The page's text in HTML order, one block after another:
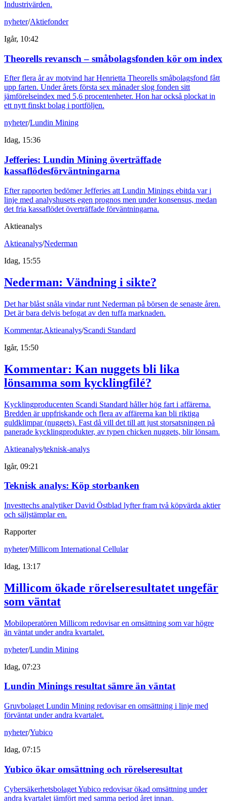
Industrivärden.
nyheter/Aktiefonder
Igår, 10:42
Theorells revansch – småbolagsfonden kör om index
Efter flera år av motvind har Henrietta Theorells småbolagsfond fått
upp farten. Under årets första sex månader slog fonden sitt
jämförelseindex med 5,6 procentenheter. Hon har också plockat in
ett nytt finskt bolag i portföljen.
nyheter/Lundin Mining
Idag, 15:36
Jefferies: Lundin Mining överträffade
kassaflödesförväntningarna
Efter rapporten bedömer Jefferies att Lundin Minings ebitda var i
linje med analyshusets egen prognos men under konsensus, medan
det fria kassaflödet överträffade förväntningarna.
Aktieanalys
Aktieanalys/Nederman
Idag, 15:55
Nederman: Vändning i sikte?
Det har blåst snåla vindar runt Nederman på börsen de senaste åren.
Det är bara delvis befogat av den tuffa marknaden.
Kommentar,Aktieanalys/Scandi Standard
Igår, 15:50
Kommentar: Kan nuggets bli lika
lönsamma som kycklingfilé?
Kycklingproducenten Scandi Standard håller hög fart i affärerna.
Bredden är uppfriskande och flera av affärerna kan bli riktiga
guldklimpar (nuggets). Fast då vill det till att just storsatsningen på
panerade kycklingprodukter, av typen chicken nuggets, blir lönsam.
Aktieanalys/teknisk-analys
Igår, 09:21
Teknisk analys: Köp storbanken
Investtechs analytiker David Östblad lyfter fram två köpvärda aktier
och säljstämplar en.
Rapporter
nyheter/Millicom International Cellular
Idag, 13:17
Millicom ökade rörelseresultatet ungefär
som väntat
Mobiloperatören Millicom redovisar en omsättning som var högre
än väntat under andra kvartalet.
nyheter/Lundin Mining
Idag, 07:23
Lundin Minings resultat sämre än väntat
Gruvbolaget Lundin Mining redovisar en omsättning i linje med
förväntat under andra kvartalet.
nyheter/Yubico
Idag, 07:15
Yubico ökar omsättning och rörelseresultat
Cybersäkerhetsbolaget Yubico redovisar ökad omsättning under
andra kvartalet jämfört med samma period året innan.